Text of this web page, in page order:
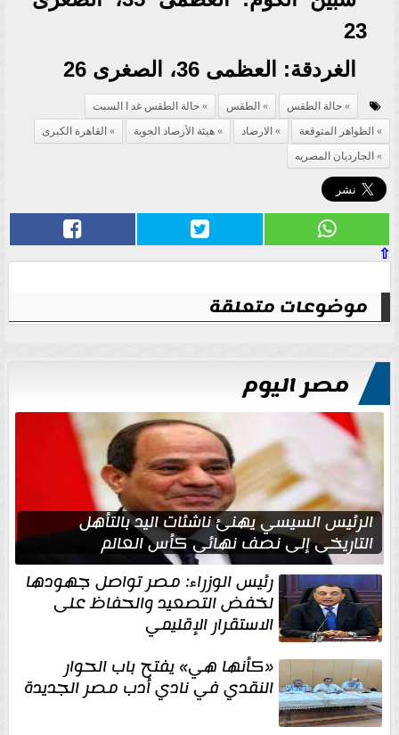
23
الغردقة: العظمى 36، الصغرى 26
حالة الطقس الطقس
حالة الطقس غد ا السبت
الظواهر المتوقعة
الارصاد هيئة الأرصاد الجوية
القاهرة الكبرى
الجارديان المصريه
⇧
موضوعات متعلقة
مصر اليوم
الرئيس السيسي يهنئ ناشئات اليد بالتأهل
التاريخي إلى نصف نهائي كأس العالم
رئيس الوزراء: مصر تواصل جهودها
لخفض التصعيد والحفاظ على
الاستقرار الإقليمي
«كأنها هي» يفتح باب الحوار
النقدي في نادي أدب مصر الجديدة